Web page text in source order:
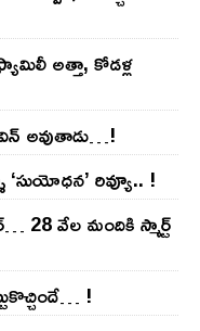
అత్తా, కోడ‌ళ్ల
అవుతాడు…!
రివ్యూ.. !
28 వేల మందికి స్మార్ట్
!